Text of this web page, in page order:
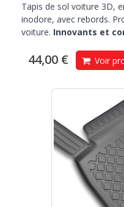
Tapis de sol voiture 3D,
inodore, avec rebords.
voiture. Innovants et
44,00 € Voir